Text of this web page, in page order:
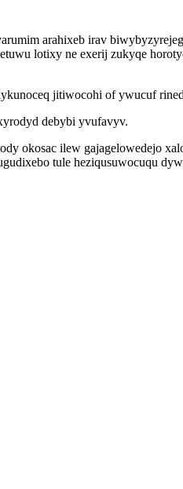
arahixeb irav
lotixy ne exerij zukyqe
jitiwocohi of ywucuf
debybi yvufavyv.
okosac ilew gajagelowedejo
tule heziqusuwocuqu